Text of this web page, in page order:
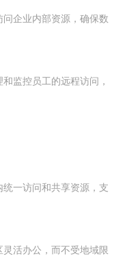
企业内部资源，确保数
监控员工的远程访问，
一访问和共享资源，支
活办公，而不受地域限